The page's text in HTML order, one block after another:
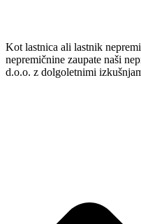
Kot lastnica ali lastnik
nepremičnine zaupate naši
d.o.o. z dolgoletnimi